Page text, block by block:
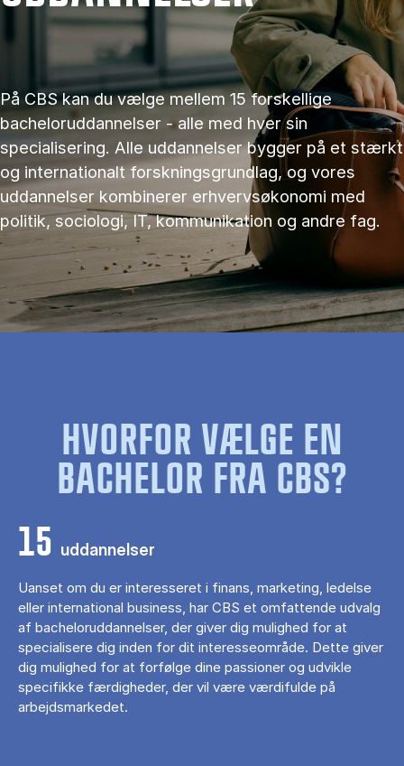
På CBS kan du vælge mellem 15 forskellige
bacheloruddannelser - alle med hver sin
specialisering. Alle uddannelser bygger på et stærkt
og internationalt forskningsgrundlag, og vores
uddannelser kombinerer erhvervsøkonomi med
politik, sociologi, IT, kommunikation og andre fag.
HVORFOR VÆLGE EN
BACHELOR FRA CBS?
15 uddannelser
Uanset om du er interesseret i finans, marketing, ledelse
eller international business, har CBS et omfattende udvalg
af bacheloruddannelser, der giver dig mulighed for at
specialisere dig inden for dit interesseområde. Dette giver
dig mulighed for at forfølge dine passioner og udvikle
specifikke færdigheder, der vil være værdifulde på
arbejdsmarkedet.